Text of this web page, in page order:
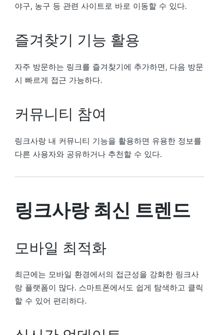
야구, 농구 등 관련 사이트로 바로 이동할 수 있다.
즐겨찾기 기능 활용
자주 방문하는 링크를 즐겨찾기에 추가하면, 다음 방문
시 빠르게 접근 가능하다.
커뮤니티 참여
링크사랑 내 커뮤니티 기능을 활용하면 유용한 정보를
다른 사용자와 공유하거나 추천할 수 있다.
링크사랑 최신 트렌드
모바일 최적화
최근에는 모바일 환경에서의 접근성을 강화한 링크사
랑 플랫폼이 많다. 스마트폰에서도 쉽게 탐색하고 클릭
할 수 있어 편리하다.